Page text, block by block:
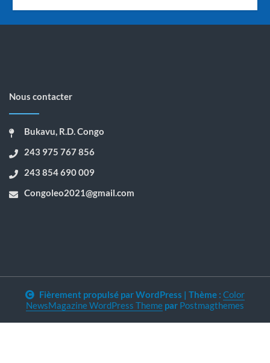
Nous contacter
Bukavu, R.D. Congo
243 975 767 856
243 854 690 009
Congoleo2021@gmail.com
Fièrement propulsé par WordPress | Thème : Color
NewsMagazine WordPress Theme par Postmagthemes